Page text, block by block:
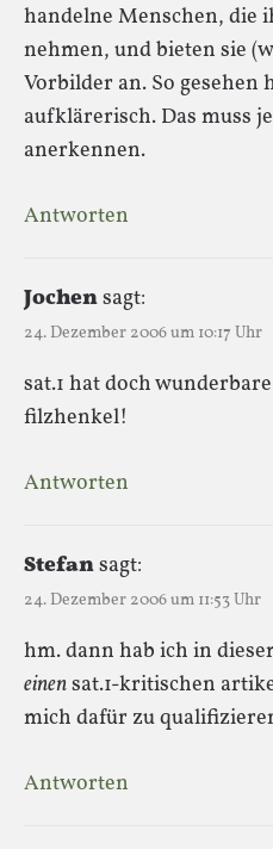
handelne Menschen, die
nehmen, und bieten sie
Vorbilder an. So gesehen
aufklärerisch. Das muss
anerkennen.
Antworten
Jochensagt:
24. Dezember 2006 um 10:17 Uhr
sat.1 hat doch
filzhenkel!
Antworten
Stefansagt:
24. Dezember 2006 um 11:53 Uhr
hm. dann hab ich in
einensat.1-kritischen
mich dafür zu
Antworten